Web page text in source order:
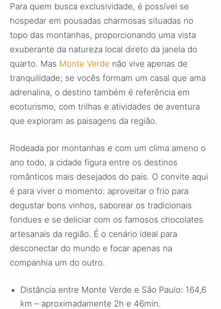
Para quem busca exclusividade, é possível se
hospedar em pousadas charmosas situadas no
topo das montanhas, proporcionando uma vista
exuberante da natureza local direto da janela do
quarto. Mas Monte Verde não vive apenas de
tranquilidade; se vocês formam um casal que ama
adrenalina, o destino também é referência em
ecoturismo, com trilhas e atividades de aventura
que exploram as paisagens da região.
Rodeada por montanhas e com um clima ameno o
ano todo, a cidade figura entre os destinos
românticos mais desejados do país. O convite aqui
é para viver o momento: aproveitar o frio para
degustar bons vinhos, saborear os tradicionais
fondues e se deliciar com os famosos chocolates
artesanais da região. É o cenário ideal para
desconectar do mundo e focar apenas na
companhia um do outro.
Distância entre Monte Verde e São Paulo: 164,6
km – aproximadamente 2h e 46min.